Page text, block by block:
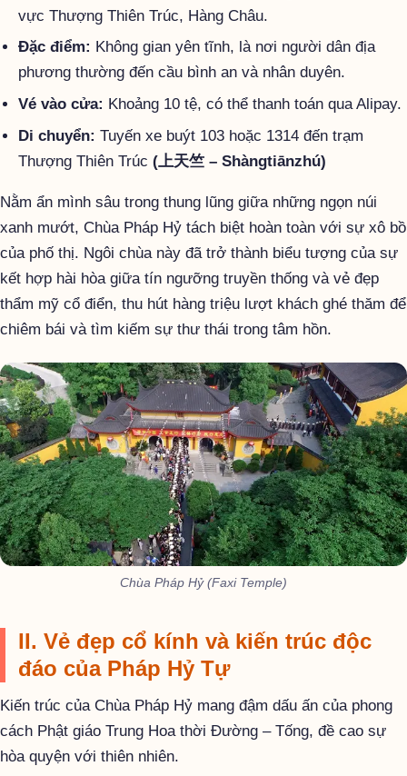
vực Thượng Thiên Trúc, Hàng Châu.
Đặc điểm: Không gian yên tĩnh, là nơi người dân địa
phương thường đến cầu bình an và nhân duyên.
Vé vào cửa: Khoảng 10 tệ, có thể thanh toán qua Alipay.
Di chuyển: Tuyến xe buýt 103 hoặc 1314 đến trạm
Thượng Thiên Trúc (上天竺 – Shàngtiānzhú)
Nằm ẩn mình sâu trong thung lũng giữa những ngọn núi
xanh mướt, Chùa Pháp Hỷ tách biệt hoàn toàn với sự xô bồ
của phố thị. Ngôi chùa này đã trở thành biểu tượng của sự
kết hợp hài hòa giữa tín ngưỡng truyền thống và vẻ đẹp
thẩm mỹ cổ điển, thu hút hàng triệu lượt khách ghé thăm để
chiêm bái và tìm kiếm sự thư thái trong tâm hồn.
Chùa Pháp Hỷ (Faxi Temple)
II. Vẻ đẹp cổ kính và kiến trúc độc
đáo của Pháp Hỷ Tự
Kiến trúc của Chùa Pháp Hỷ mang đậm dấu ấn của phong
cách Phật giáo Trung Hoa thời Đường – Tống, đề cao sự
hòa quyện với thiên nhiên.